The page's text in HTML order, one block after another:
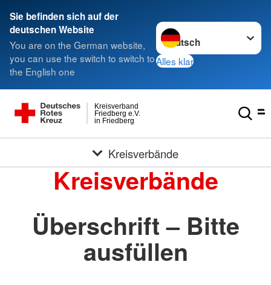
Sie befinden sich auf der
deutschen Website
You are on the German website,
you can use the switch to switch to
the English one
Sprache wechseln zu
Alles klar
in Friedberg
Friedberg e.V.
Kreisverband
Kreisverbände
Kreisverbände
Überschrift – Bitte
ausfüllen